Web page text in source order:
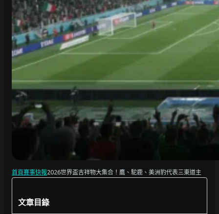
首頁賽事快報2026世界盃吉祥物大集合！鷹、駝鹿、美洲豹代表三東道主
文章目錄